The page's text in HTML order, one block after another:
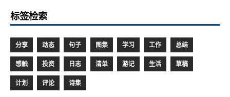
标签检索
分享 动态 句子 图集 学习 工作 总结
感触 投资 日志 清单 游记 生活 草稿
计划 评论 诗集